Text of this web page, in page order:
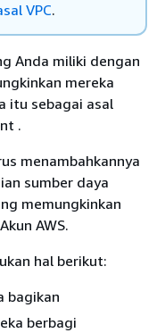
VPC.
Anda miliki dengan
mereka
itu sebagai asal
.
menambahkannya
sumber daya
memungkinkan
AWS.
hal berikut:
bagikan
berbagi